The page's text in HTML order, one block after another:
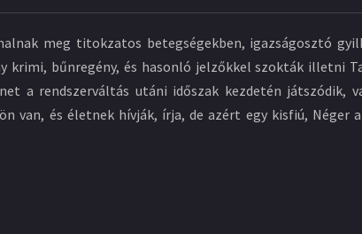
meg titokzatos betegségekben, igazságosztó
bűnregény, és hasonló jelzőkkel szokták illetni
a rendszerváltás utáni időszak kezdetén játszódik,
és életnek hívják, írja, de azért egy kisfiú, Néger